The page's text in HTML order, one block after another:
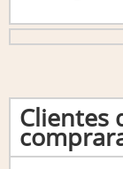
Clientes